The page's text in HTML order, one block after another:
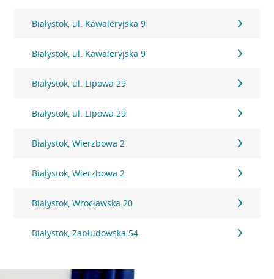
Białystok, ul. Kawaleryjska 9
Białystok, ul. Kawaleryjska 9
Białystok, ul. Lipowa 29
Białystok, ul. Lipowa 29
Białystok, Wierzbowa 2
Białystok, Wierzbowa 2
Białystok, Wrocławska 20
Białystok, Zabłudowska 54